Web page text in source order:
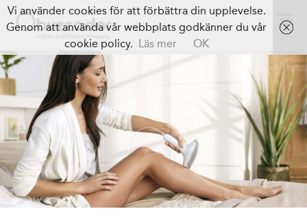
Vi använder cookies för att förbättra din upplevelse.
Genom att använda vår webbplats godkänner du vår
cookie policy. Läs mer OK